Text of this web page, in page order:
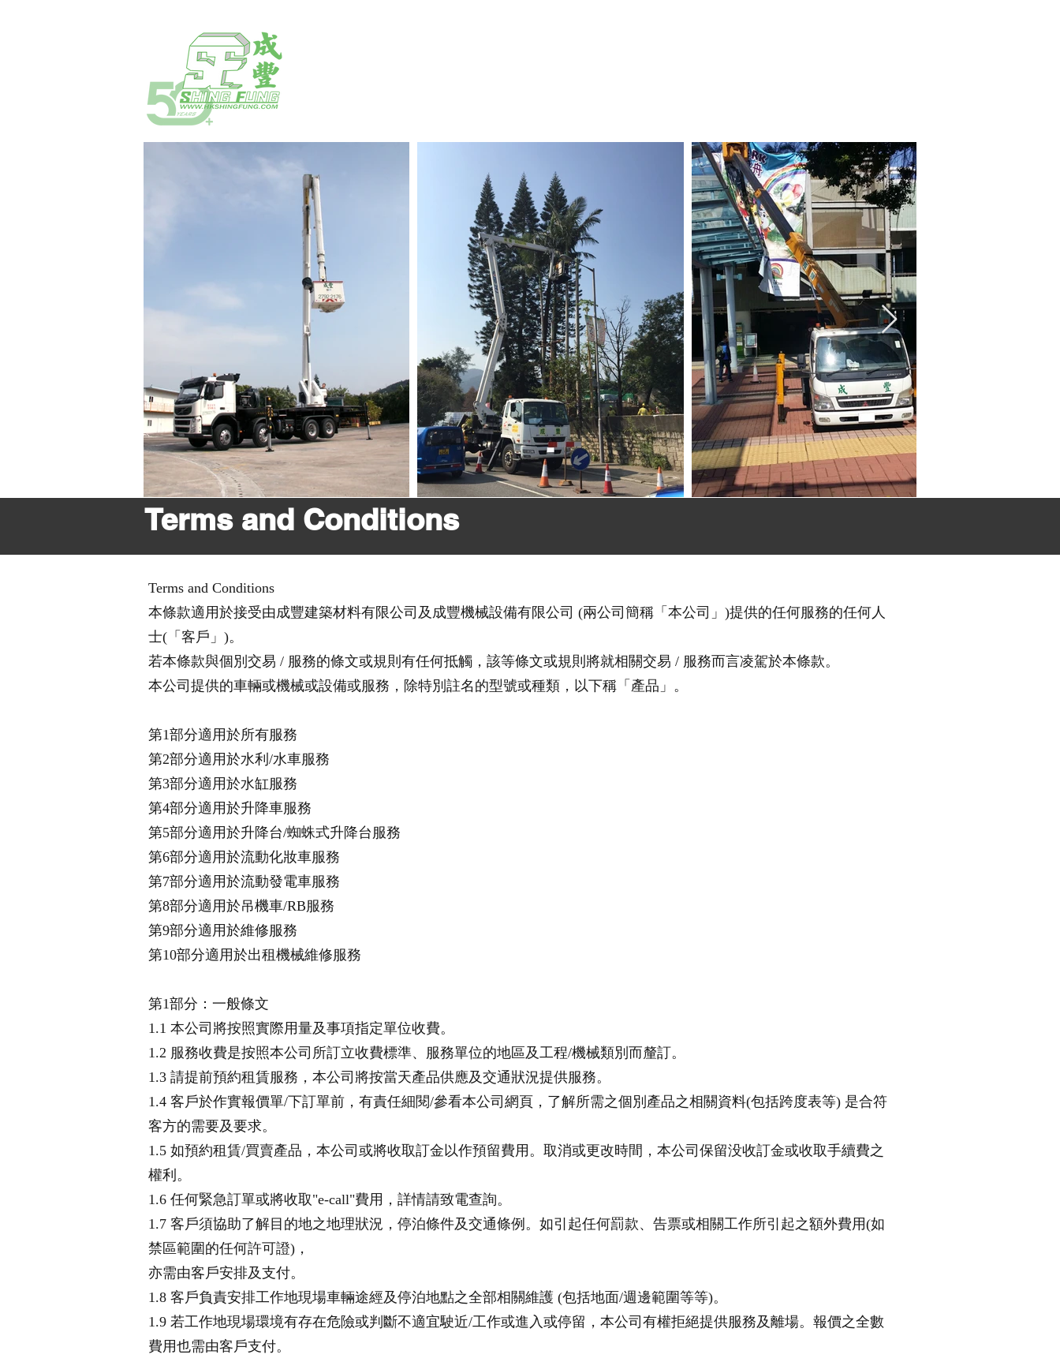
Terms and Conditions
Terms and Conditions
本條款適用於接受由成豐建築材料有限公司及成豐機械設備有限公司 (兩公司簡稱「本公司」)提供的任何服務的任何人
士(「客戶」)。
若本條款與個別交易 / 服務的條文或規則有任何抵觸，該等條文或規則將就相關交易 / 服務而言凌駕於本條款。
本公司提供的車輛或機械或設備或服務，除特別註名的型號或種類，以下稱「產品」。
第1部分適用於所有服務
第2部分適用於水利/水車服務
第3部分適用於水缸服務
第4部分適用於升降車服務
第5部分適用於升降台/蜘蛛式升降台服務
第6部分適用於流動化妝車服務
第7部分適用於流動發電車服務
第8部分適用於吊機車/RB服務
第9部分適用於維修服務
第10部分適用於出租機械維修服務
第1部分：一般條文
1.1 本公司將按照實際用量及事項指定單位收費。
1.2 服務收費是按照本公司所訂立收費標準、服務單位的地區及工程/機械類別而釐訂。
1.3 請提前預約租賃服務，本公司將按當天產品供應及交通狀況提供服務。
1.4 客戶於作實報價單/下訂單前，有責任細閱/參看本公司網頁，了解所需之個別產品之相關資料(包括跨度表等) 是合符
客方的需要及要求。
1.5 如預約租賃/買賣產品，本公司或將收取訂金以作預留費用。取消或更改時間，本公司保留没收訂金或收取手續費之
權利。
1.6 任何緊急訂單或將收取"e-call"費用，詳情請致電查詢。
1.7 客戶須協助了解目的地之地理狀況，停泊條件及交通條例。如引起任何罰款、告票或相關工作所引起之額外費用(如
禁區範圍的任何許可證)，
亦需由客戶安排及支付。
1.8 客戶負責安排工作地現場車輛途經及停泊地點之全部相關維護 (包括地面/週邊範圍等等)。
1.9 若工作地現場環境有存在危險或判斷不適宜駛近/工作或進入或停留，本公司有權拒絕提供服務及離場。報價之全數
費用也需由客戶支付。